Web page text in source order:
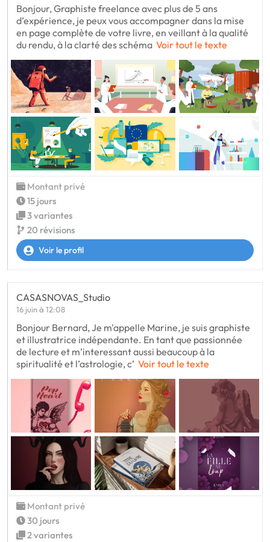
Bonjour, Graphiste freelance avec plus de 5 ans
d’expérience, je peux vous accompagner dans la mise
en page complète de votre livre, en veillant à la qualité
du rendu, à la clarté des schéma Voir tout le texte
Montant privé
15 jours
3 variantes
20 révisions
Voir le profil
CASASNOVAS_Studio
16 juin à 12:08
Bonjour Bernard, Je m'appelle Marine, je suis graphiste
et illustratrice indépendante. En tant que passionnée
de lecture et m’interessant aussi beaucoup à la
spiritualité et l’astrologie, c’ Voir tout le texte
Montant privé
30 jours
2 variantes